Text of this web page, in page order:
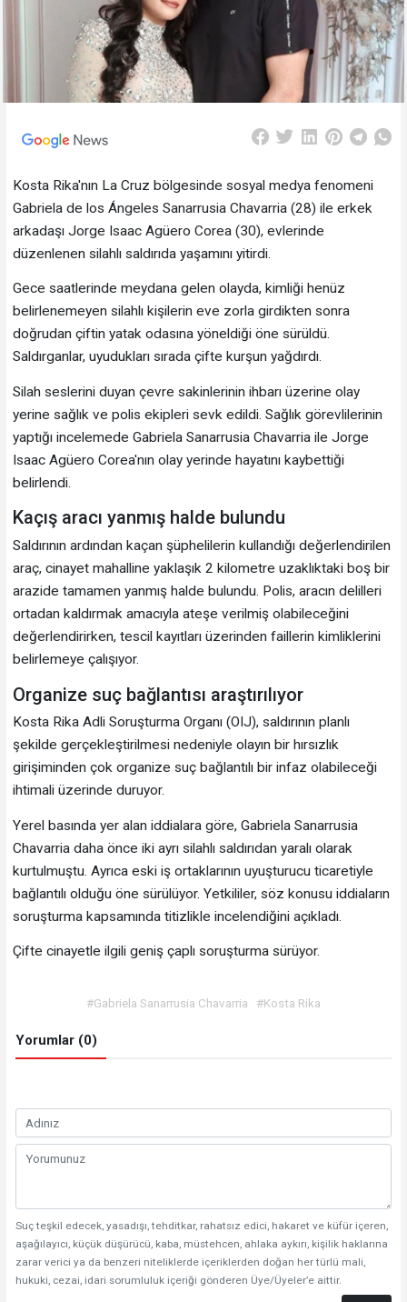
Kosta Rika'nın La Cruz bölgesinde sosyal medya fenomeni
Gabriela de los Ángeles Sanarrusia Chavarria (28) ile erkek
arkadaşı Jorge Isaac Agüero Corea (30), evlerinde
düzenlenen silahlı saldırıda yaşamını yitirdi.
Gece saatlerinde meydana gelen olayda, kimliği henüz
belirlenemeyen silahlı kişilerin eve zorla girdikten sonra
doğrudan çiftin yatak odasına yöneldiği öne sürüldü.
Saldırganlar, uyudukları sırada çifte kurşun yağdırdı.
Silah seslerini duyan çevre sakinlerinin ihbarı üzerine olay
yerine sağlık ve polis ekipleri sevk edildi. Sağlık görevlilerinin
yaptığı incelemede Gabriela Sanarrusia Chavarria ile Jorge
Isaac Agüero Corea'nın olay yerinde hayatını kaybettiği
belirlendi.
Kaçış aracı yanmış halde bulundu
Saldırının ardından kaçan şüphelilerin kullandığı değerlendirilen
araç, cinayet mahalline yaklaşık 2 kilometre uzaklıktaki boş bir
arazide tamamen yanmış halde bulundu. Polis, aracın delilleri
ortadan kaldırmak amacıyla ateşe verilmiş olabileceğini
değerlendirirken, tescil kayıtları üzerinden faillerin kimliklerini
belirlemeye çalışıyor.
Organize suç bağlantısı araştırılıyor
Kosta Rika Adli Soruşturma Organı (OIJ), saldırının planlı
şekilde gerçekleştirilmesi nedeniyle olayın bir hırsızlık
girişiminden çok organize suç bağlantılı bir infaz olabileceği
ihtimali üzerinde duruyor.
Yerel basında yer alan iddialara göre, Gabriela Sanarrusia
Chavarria daha önce iki ayrı silahlı saldırıdan yaralı olarak
kurtulmuştu. Ayrıca eski iş ortaklarının uyuşturucu ticaretiyle
bağlantılı olduğu öne sürülüyor. Yetkililer, söz konusu iddiaların
soruşturma kapsamında titizlikle incelendiğini açıkladı.
Çifte cinayetle ilgili geniş çaplı soruşturma sürüyor.
#Gabriela Sanarrusia Chavarria #Kosta Rika
Yorumlar (0)
Suç teşkil edecek, yasadışı, tehditkar, rahatsız edici, hakaret ve küfür içeren,
aşağılayıcı, küçük düşürücü, kaba, müstehcen, ahlaka aykırı, kişilik haklarına
zarar verici ya da benzeri niteliklerde içeriklerden doğan her türlü mali,
hukuki, cezai, idari sorumluluk içeriği gönderen Üye/Üyeler’e aittir.